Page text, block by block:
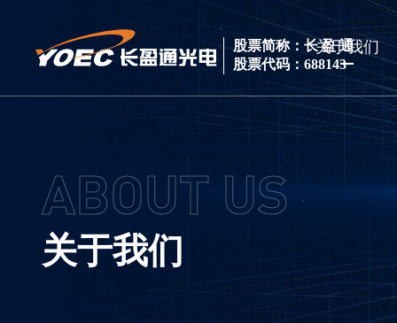
股票简称：长 盈 通
股票代码：688143
关于我们
ABOUT US
关于我们